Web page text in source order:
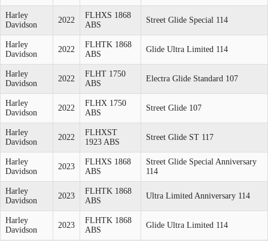
Harley
Davidson
2022
FLHXS 1868
ABS
Street Glide Special 114
Harley
Davidson
2022
FLHTK 1868
ABS
Glide Ultra Limited 114
Harley
Davidson
2022
FLHT 1750
ABS
Electra Glide Standard 107
Harley
Davidson
2022
FLHX 1750
ABS
Street Glide 107
Harley
Davidson
2022
FLHXST
1923 ABS
Street Glide ST 117
Harley
Davidson
2023
FLHXS 1868
ABS
Street Glide Special Anniversary
114
Harley
Davidson
2023
FLHTK 1868
ABS
Ultra Limited Anniversary 114
Harley
Davidson
2023
FLHTK 1868
ABS
Glide Ultra Limited 114